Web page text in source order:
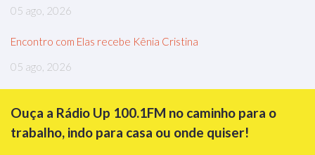
05 ago, 2026
Encontro com Elas recebe Kênia Cristina
05 ago, 2026
Ouça a Rádio Up 100.1FM no caminho para o
trabalho, indo para casa ou onde quiser!